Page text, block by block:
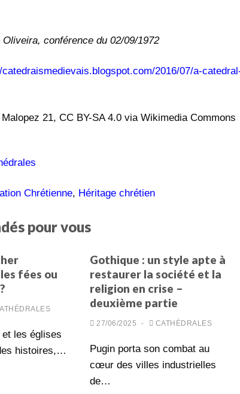
conférence du 02/09/1972
2016/07/a-
Malopez 21, CC BY-SA 4.0 via Wikimedia Commons
Chrétienne, Héritage chrétien
pour vous
fées ou
les églises
histoires,…
Gothique : un style apte à
restaurer la société et la
religion en crise –
deuxième partie
27/06/2025 - CATHÉDRALES
Pugin porta son combat au
cœur des villes industrielles
de…